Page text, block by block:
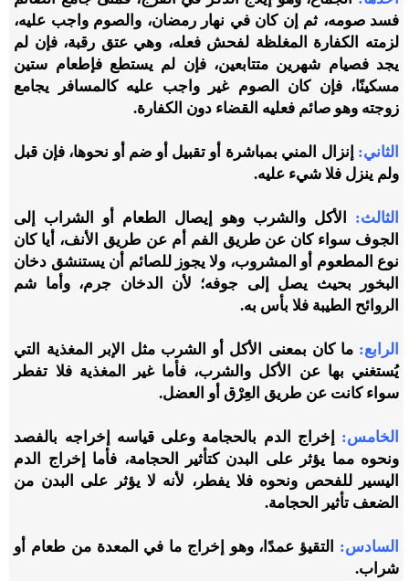
فسد صومه، ثم إن كان في نهار رمضان، والصوم واجب عليه،
لزمته الكفارة المغلظة لفحش فعله، وهي عتق رقبة، فإن لم
يجد فصيام شهرين متتابعين، فإن لم يستطع فإطعام ستين
مسكينًا، فإن كان الصوم غير واجب عليه كالمسافر يجامع
زوجته وهو صائم فعليه القضاء دون الكفارة.
الثاني: إنزال المني بمباشرة أو تقبيل أو ضم أو نحوها، فإن قبل
ولم ينزل فلا شيء عليه.
الثالث: الأكل والشرب وهو إيصال الطعام أو الشراب إلى
الجوف سواء كان عن طريق الفم أم عن طريق الأنف، أيا كان
نوع المطعوم أو المشروب، ولا يجوز للصائم أن يستنشق دخان
البخور بحيث يصل إلى جوفه؛ لأن الدخان جرم، وأما شم
الروائح الطيبة فلا بأس به.
الرابع:ما كان بمعنى الأكل أو الشرب مثل الإبر المغذية التي
يُستغني بها عن الأكل والشرب، فأما غير المغذية فلا تفطر
سواء كانت عن طريق العِرْق أو العضل.
الخامس: إخراج الدم بالحجامة وعلى قياسه إخراجه بالفصد
ونحوه مما يؤثر على البدن كتأثير الحجامة، فأما إخراج الدم
اليسير للفحص ونحوه فلا يفطر، لأنه لا يؤثر على البدن من
الضعف تأثير الحجامة.
السادس: التقيؤ عمدًا، وهو إخراج ما في المعدة من طعام أو
شراب.